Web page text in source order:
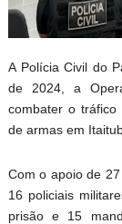
A Polícia Civil do
de 2024, a
combater o
de armas em
Com o apoio de
16 policiais
prisão e 15